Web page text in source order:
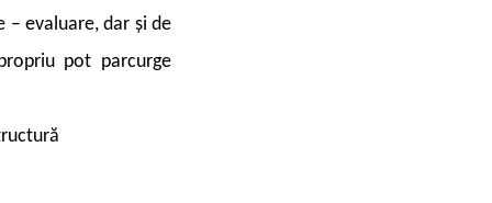
– evaluare, dar și de
pot parcurge